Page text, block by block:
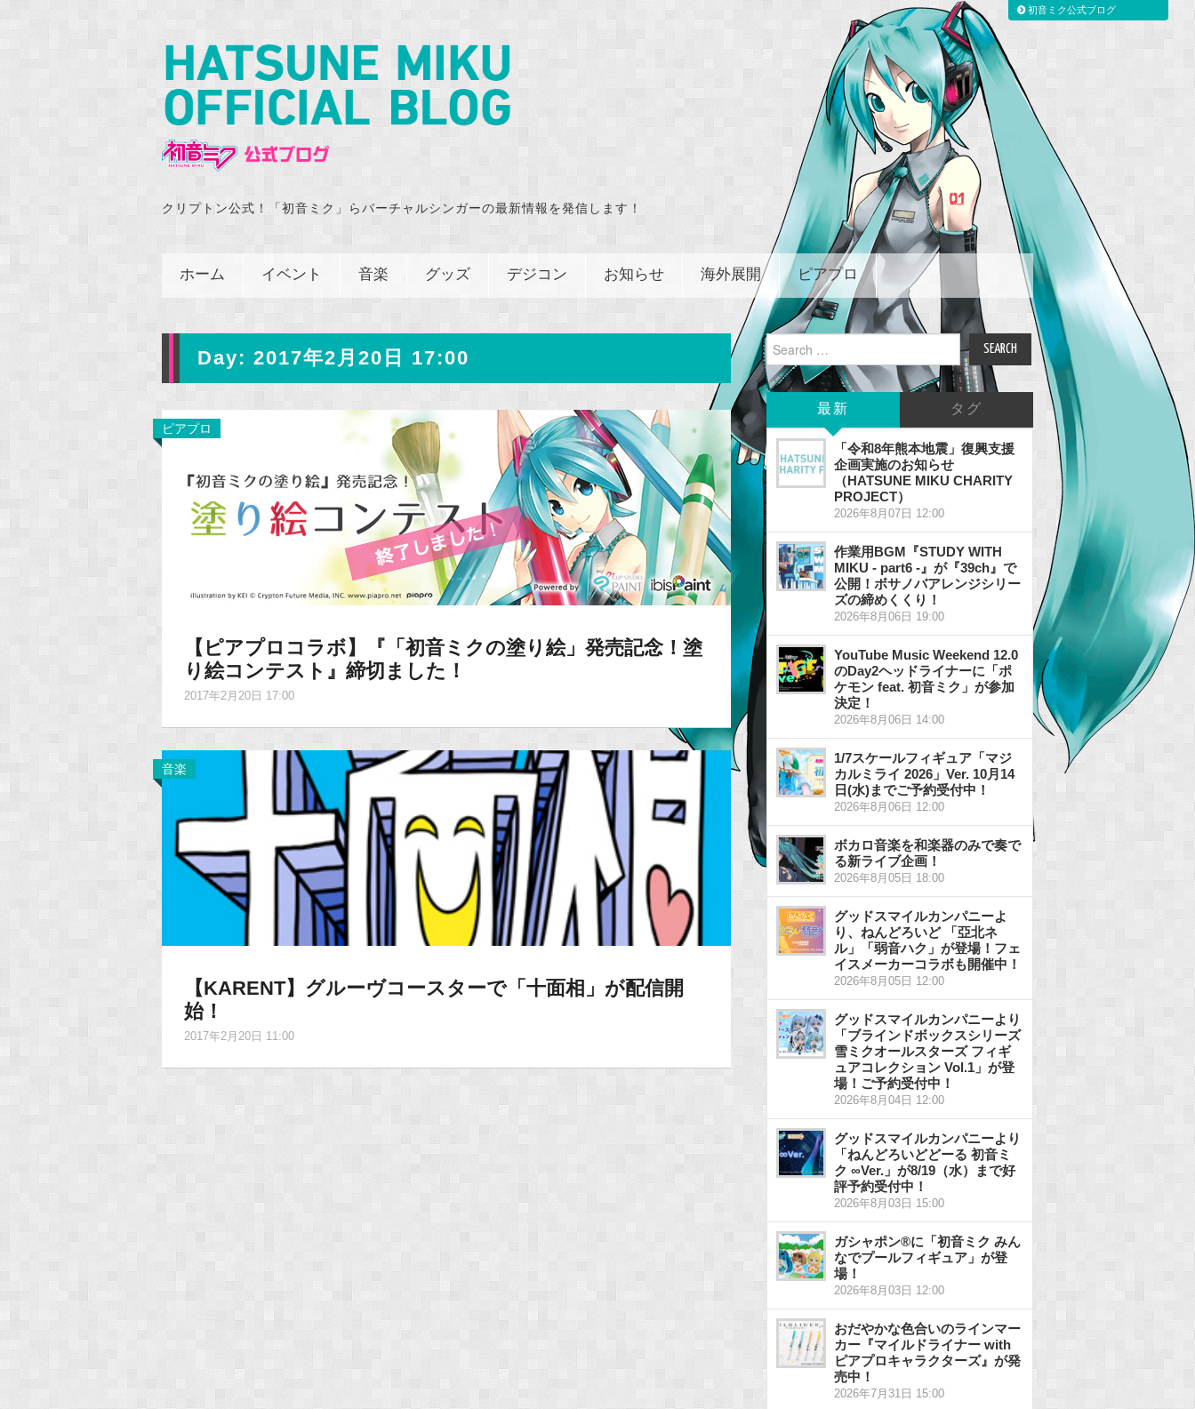
クリプトン公式！「初音ミク」らバーチャルシンガーの最新情報を発信します！
ホーム イベント 音楽 グッズ デジコン お知らせ 海外展開 ピアプロ
Day: 2017年2月20日 17:00
ピアプロ
【ピアプロコラボ】『「初音ミクの塗り絵」発売記念！塗
り絵コンテスト』締切ました！
2017年2月20日 17:00
音楽
【KARENT】グルーヴコースターで「十面相」が配信開
始！
2017年2月20日 11:00
Search
for:
最新 タグ
「令和8年熊本地震」復興支援
企画実施のお知らせ
（HATSUNE MIKU CHARITY
PROJECT）
2026年8月07日 12:00
作業用BGM『STUDY WITH
MIKU - part6 -』が『39ch』で
公開！ボサノバアレンジシリー
ズの締めくくり！
2026年8月06日 19:00
YouTube Music Weekend 12.0
のDay2ヘッドライナーに「ポ
ケモン feat. 初音ミク」が参加
決定！
2026年8月06日 14:00
1/7スケールフィギュア「マジ
カルミライ 2026」Ver. 10月14
日(水)までご予約受付中！
2026年8月06日 12:00
ボカロ音楽を和楽器のみで奏で
る新ライブ企画！
2026年8月05日 18:00
グッドスマイルカンパニーよ
り、ねんどろいど 「亞北ネ
ル」「弱音ハク」が登場！フェ
イスメーカーコラボも開催中！
2026年8月05日 12:00
グッドスマイルカンパニーより
「ブラインドボックスシリーズ
雪ミクオールスターズ フィギ
ュアコレクション Vol.1」が登
場！ご予約受付中！
2026年8月04日 12:00
グッドスマイルカンパニーより
「ねんどろいどどーる 初音ミ
ク ∞Ver.」が8/19（水）まで好
評予約受付中！
2026年8月03日 15:00
ガシャポン®に「初音ミク みん
なでプールフィギュア」が登
場！
2026年8月03日 12:00
おだやかな色合いのラインマー
カー『マイルドライナー with
ピアプロキャラクターズ』が発
売中！
2026年7月31日 15:00
初音ミク公式ブログ